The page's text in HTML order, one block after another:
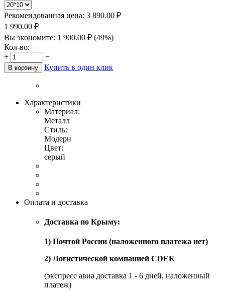
Рекомендованная цена: 3 890.00 ₽
1 990.00 ₽
Вы экономите: 1 900.00 ₽ (49%)
Кол-во:
+
−
В корзину Купить в один клик
Характеристики
Материал:
Металл
Стиль:
Модерн
Цвет:
серый
Оплата и доставка
Доставка по Крыму:
1) Почтой России (наложенного платежа нет)
2) Логистической компанией CDEK
(экспресс авиа доставка 1 - 6 дней, наложенный
платеж)